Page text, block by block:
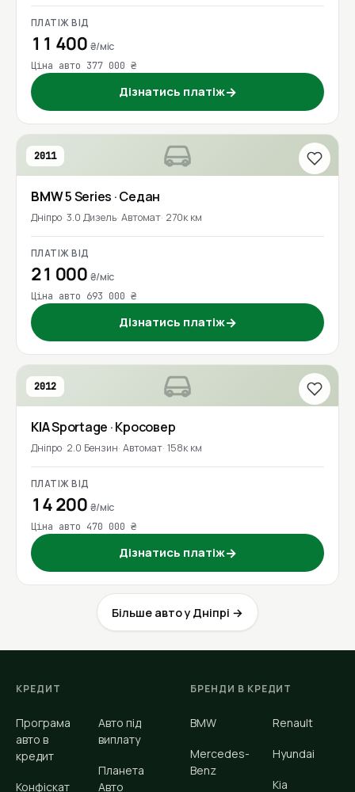
ПЛАТІЖ ВІД
11 400 ₴/міс
Ціна авто 377 000 ₴
Дізнатись платіж→
2011
BMW5 Series · Седан
Дніпро 3.0 Дизель Автомат 270к км
ПЛАТІЖ ВІД
21 000 ₴/міс
Ціна авто 693 000 ₴
Дізнатись платіж→
2012
KIASportage · Кросовер
Дніпро 2.0 Бензин Автомат 158к км
ПЛАТІЖ ВІД
14 200 ₴/міс
Ціна авто 470 000 ₴
Дізнатись платіж→
Більше авто у Дніпрі →
КРЕДИТ
Програма
авто в
кредит
Конфіскат
Авто під
виплату
Планета
Авто
БРЕНДИ В КРЕДИТ
BMW
Mercedes-
Benz
Renault
Hyundai
Kia